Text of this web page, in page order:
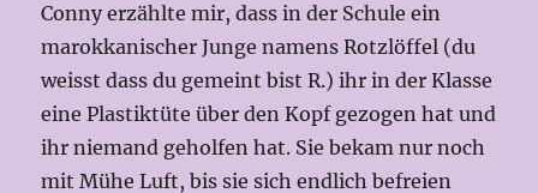
Conny erzählte mir, dass in der Schule ein
marokkanischer Junge namens Rotzlöffel (du
weisst dass du gemeint bist R.) ihr in der Klasse
eine Plastiktüte über den Kopf gezogen hat und
ihr niemand geholfen hat. Sie bekam nur noch
mit Mühe Luft, bis sie sich endlich befreien